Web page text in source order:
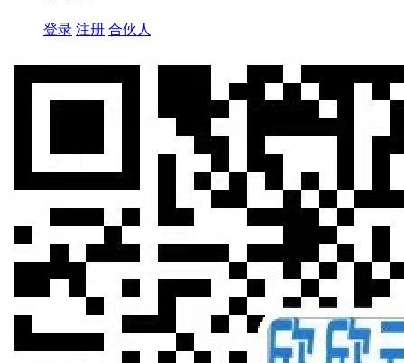
登录 注册 合伙人